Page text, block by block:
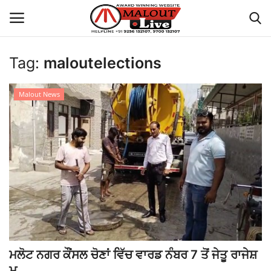
Login Register
Home
About Us
How to Reach Malout
Privacy Policy
Malout News
History of Malout
Tag: maloutelections
Malout News
ਮਲੋਟ ਨਗਰ ਕੌਂਸਲ ਚੋਣਾਂ ਵਿੱਚ ਵਾਰਡ ਨੰਬਰ 7 ਤੋਂ ਜੇਤੂ ਰਾਜੇਸ਼